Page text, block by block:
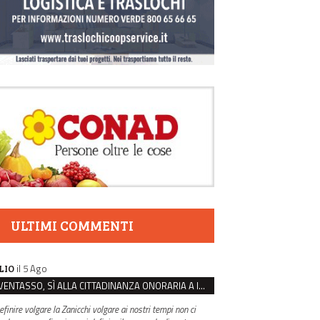
ULTIMI COMMENTI
il 5 Ago
VENTASSO, SÌ ALLA CITTADINANZA ONORARIA A IVA ZANICCHI. MA BARGIACCHI: “È DI PESSIMO GUSTO”
volgare la Zanicchi volgare ai nostri tempi non ci